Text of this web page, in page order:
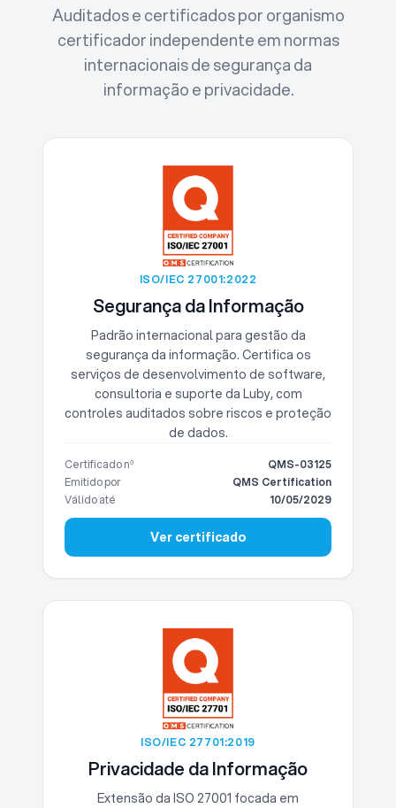
Auditados e certificados por organismo
certificador independente em normas
internacionais de segurança da
informação e privacidade.
ISO/IEC 27001:2022
Segurança da Informação
Padrão internacional para gestão da
segurança da informação. Certifica os
serviços de desenvolvimento de software,
consultoria e suporte da Luby, com
controles auditados sobre riscos e proteção
de dados.
Certificado nº
QMS-03125
Emitido por
QMS Certification
Válido até
10/05/2029
Ver certificado
ISO/IEC 27701:2019
Privacidade da Informação
Extensão da ISO 27001 focada em